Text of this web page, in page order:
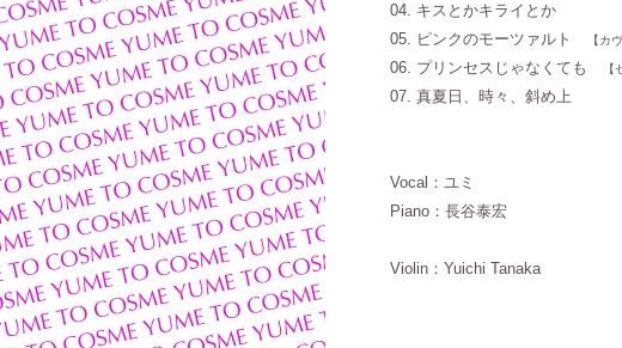
04. キスとかキライとか
05. ピンクのモーツァルト
【カ
06. プリンセスじゃなくても 【
07. 真夏日、時々、斜め上
Vocal：ユミ
Piano：長谷泰宏
Violin：Yuichi Tanaka